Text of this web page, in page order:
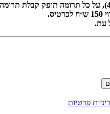
עת.
פרטיות